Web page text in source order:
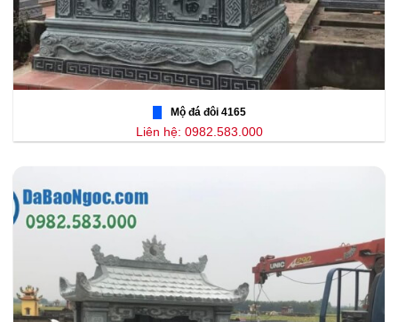
Mộ đá đôi 4165
Liên hệ: 0982.583.000